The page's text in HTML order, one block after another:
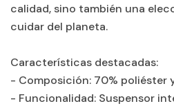
calidad, sino también una
cuidar del planeta.
Características destacadas:
- Composición: 70% poliéster
- Funcionalidad: Suspensor